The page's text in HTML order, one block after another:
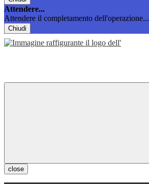
Attendere...
Attendere il completamento dell'operazione...
Chiudi
close